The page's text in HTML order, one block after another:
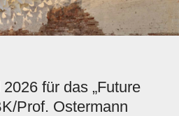
für das „Future
Prof. Ostermann